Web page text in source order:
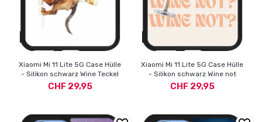
Xiaomi Mi 11 Lite 5G Case Hülle
- Silikon schwarz Wine Teckel
CHF 29,95
Xiaomi Mi 11 Lite 5G Case Hülle
- Silikon schwarz Wine not
CHF 29,95